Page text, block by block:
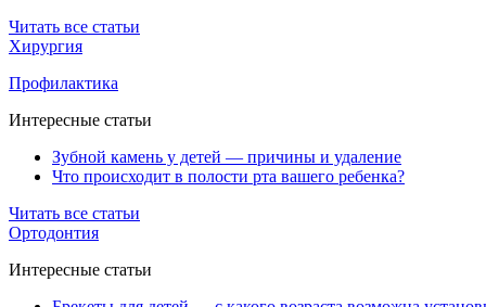
Читать все статьи
Хирургия
Профилактика
Интересные статьи
Зубной камень у детей — причины и удаление
Что происходит в полости рта вашего ребенка?
Читать все статьи
Ортодонтия
Интересные статьи